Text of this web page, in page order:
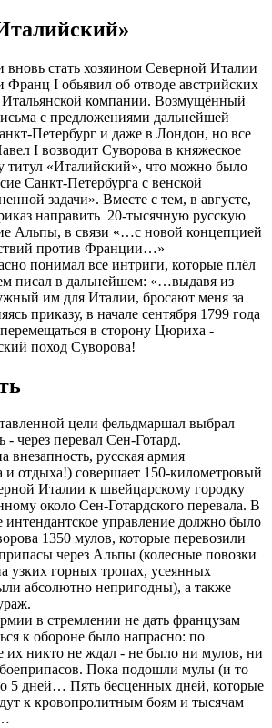
стать хозяином Северной Италии
Франц I обьявил об отводе австрийских
компании. Возмущённый
с предложениями дальнейшей
Петербург и даже в Лондон, но все
I возводит Суворова в княжеское
титул «Италийский», что можно было
Санкт-Петербурга с венской
задачи». Вместе с тем, в августе,
направить 20-тысячную русскую
Альпы, в связи «…с новой концепцией
против Франции…»
понимал все интриги, которые плёл
писал в дальнейшем: «…выдавя из
им для Италии, бросают меня за
приказу, в начале сентября 1799 года
перемещаться в сторону Цюриха -
поход Суворова!
цели фельдмаршал выбрал
через перевал Сен-Готард.
русская армия
и отдыха!) совершает 150-километровый
Италии к швейцарскому городку
около Сен-Готардского перевала. В
интендантское управление должно было
1350 мулов, которые перевозили
через Альпы (колесные повозки
узких горных тропах, усеянных
абсолютно непригодны), а также
в стремлении не дать французам
к обороне было напрасно: по
никто не ждал - не было ни мулов, ни
Пока подошли мулы (и то
5 дней… Пять бесценных дней, которые
к кровопролитным боям и тысячам